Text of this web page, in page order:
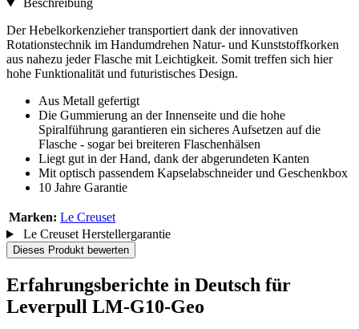
Beschreibung
Der Hebelkorkenzieher transportiert dank der innovativen
Rotationstechnik im Handumdrehen Natur- und Kunststoffkorken
aus nahezu jeder Flasche mit Leichtigkeit. Somit treffen sich hier
hohe Funktionalität und futuristisches Design.
Aus Metall gefertigt
Die Gummierung an der Innenseite und die hohe
Spiralführung garantieren ein sicheres Aufsetzen auf die
Flasche - sogar bei breiteren Flaschenhälsen
Liegt gut in der Hand, dank der abgerundeten Kanten
Mit optisch passendem Kapselabschneider und Geschenkbox
10 Jahre Garantie
Marken: Le Creuset
Le Creuset Herstellergarantie
Dieses Produkt bewerten
Erfahrungsberichte in Deutsch für
Leverpull LM-G10-Geo